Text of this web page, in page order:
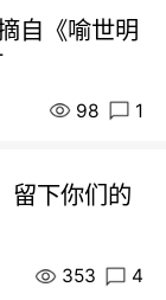
自《喻世明
98 1
留下你们的
353 4